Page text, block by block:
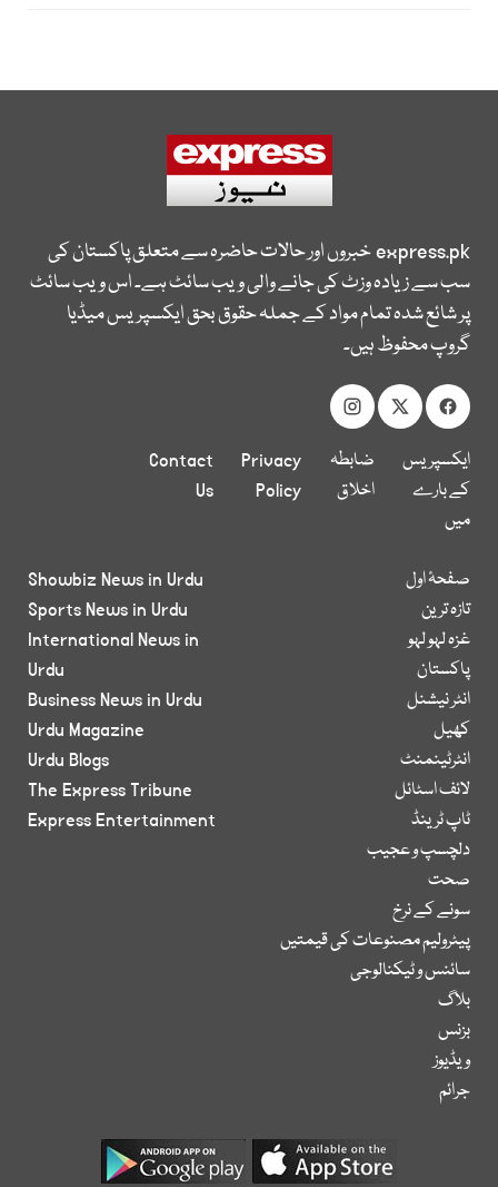
express.pkخبروں اور حالات حاضرہ سے متعلق پاکستان کی
سب سے زیادہ وزٹ کی جانے والی ویب سائٹ ہے۔ اس ویب سائٹ
پر شائع شدہ تمام مواد کے جملہ حقوق بحق ایکسپریس میڈیا
گروپ محفوظ ہیں۔
ایکسپریس
کے بارے
میں
ضابطہ
اخلاق
Privacy
Policy
Contact
Us
صفحۂ اول
تازہ ترین
غزہ لہو لہو
پاکستان
انٹر نیشنل
کھیل
انٹرٹینمنٹ
لائف اسٹائل
ٹاپ ٹرینڈ
دلچسپ و عجیب
صحت
سونے کے نرخ
پیٹرولیم مصنوعات کی قیمتیں
سائنس و ٹیکنالوجی
بلاگ
بزنس
ویڈیوز
جرائم
Showbiz News in Urdu
Sports News in Urdu
International News in
Urdu
Business News in Urdu
Urdu Magazine
Urdu Blogs
The Express Tribune
Express Entertainment